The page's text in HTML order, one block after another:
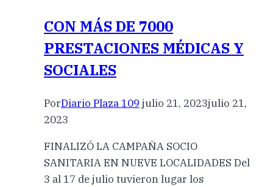
CON MÁS DE 7000
PRESTACIONES MÉDICAS Y
SOCIALES
PorDiario Plaza 109 julio 21, 2023julio 21,
2023
FINALIZÓ LA CAMPAÑA SOCIO
SANITARIA EN NUEVE LOCALIDADES Del
3 al 17 de julio tuvieron lugar los